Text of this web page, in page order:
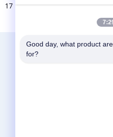
17 18 >
Hubungi Kami
Good day, what product
for?